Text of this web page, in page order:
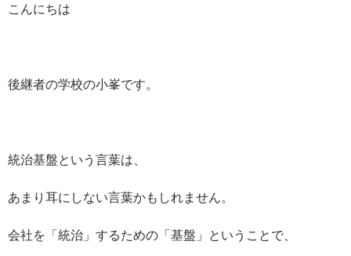
こんにちは
後継者の学校の小峯です。
統治基盤という言葉は、
あまり耳にしない言葉かもしれません。
会社を「統治」するための「基盤」ということで、